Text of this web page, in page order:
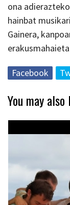
ona
hainbat
Gainera,
Facebook
You may also